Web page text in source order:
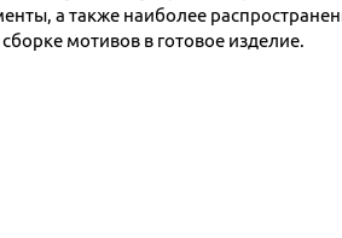
а также наиболее
мотивов в готовое изделие.